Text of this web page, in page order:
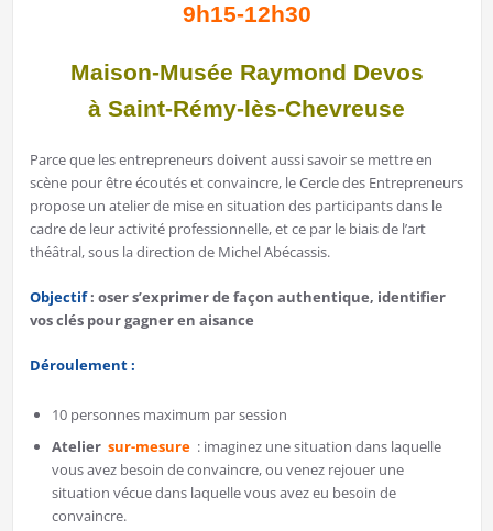
9h15-12h30
Maison-Musée Raymond Devos
à Saint-Rémy-lès-Chevreuse
Parce que les entrepreneurs doivent aussi savoir se mettre en
scène pour être écoutés et convaincre, le Cercle des Entrepreneurs
propose un atelier de mise en situation des participants dans le
cadre de leur activité professionnelle, et ce par le biais de l’art
théâtral, sous la direction de Michel Abécassis.
Objectif: oser s’exprimer de façon authentique, identifier
vos clés pour gagner en aisance
Déroulement :
10 personnes maximum par session
Atelier sur-mesure : imaginez une situation dans laquelle
vous avez besoin de convaincre, ou venez rejouer une
situation vécue dans laquelle vous avez eu besoin de
convaincre.